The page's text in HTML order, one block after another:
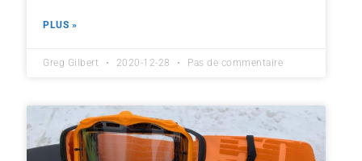
PLUS »
Greg Gilbert 2020-12-28 Pas de commentaire